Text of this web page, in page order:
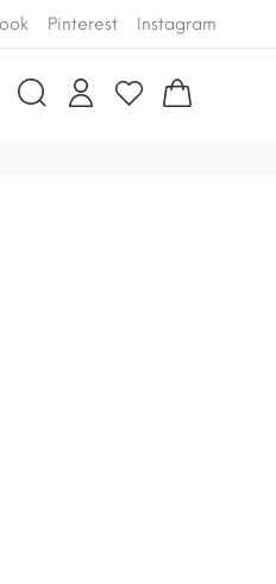
Pinterest Instagram